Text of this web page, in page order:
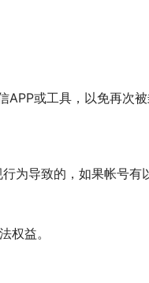
或工具，以免再次被
为导致的，如果帐号
权益。